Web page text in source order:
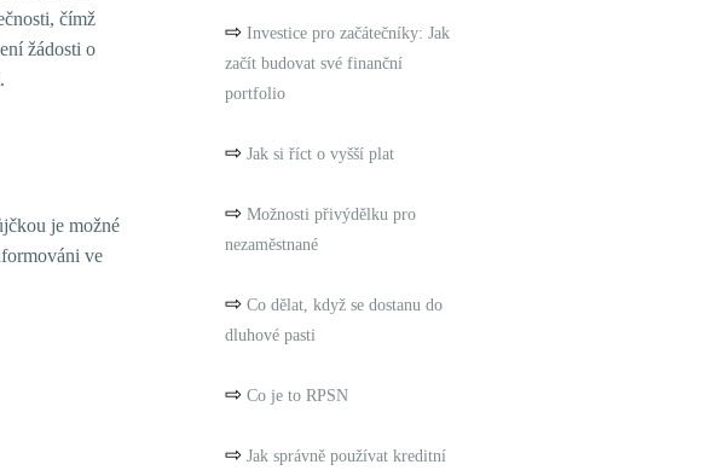
čímž
žádosti o
je možné
ve
⇨ Investice pro začátečníky: Jak
začít budovat své finanční
portfolio
⇨ Jak si říct o vyšší plat
⇨ Možnosti přivýdělku pro
nezaměstnané
⇨ Co dělat, když se dostanu do
dluhové pasti
⇨ Co je to RPSN
⇨ Jak správně používat kreditní